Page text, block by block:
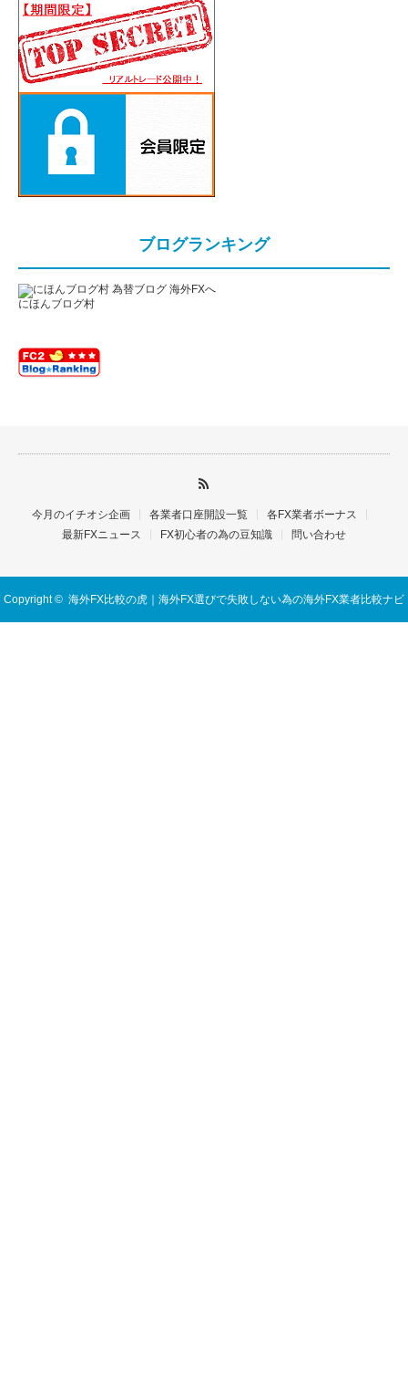
ブログランキング
にほんブログ村
今月のイチオシ企画 各業者口座開設一覧
各FX業者ボーナス
最新FXニュース
FX初心者の為の豆知識 問い合わせ
Copyright © 海外FX比較の虎｜海外FX選びで失敗しない為の海外FX業者比較ナビ